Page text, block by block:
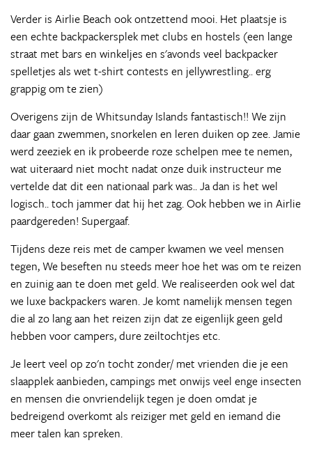
Verder is Airlie Beach ook ontzettend mooi. Het plaatsje is
een echte backpackersplek met clubs en hostels (een lange
straat met bars en winkeljes en s'avonds veel backpacker
spelletjes als wet t-shirt contests en jellywrestling.. erg
grappig om te zien)
Overigens zijn de Whitsunday Islands fantastisch!! We zijn
daar gaan zwemmen, snorkelen en leren duiken op zee. Jamie
werd zeeziek en ik probeerde roze schelpen mee te nemen,
wat uiteraard niet mocht nadat onze duik instructeur me
vertelde dat dit een nationaal park was.. Ja dan is het wel
logisch.. toch jammer dat hij het zag. Ook hebben we in Airlie
paardgereden! Supergaaf.
Tijdens deze reis met de camper kwamen we veel mensen
tegen, We beseften nu steeds meer hoe het was om te reizen
en zuinig aan te doen met geld. We realiseerden ook wel dat
we luxe backpackers waren. Je komt namelijk mensen tegen
die al zo lang aan het reizen zijn dat ze eigenlijk geen geld
hebben voor campers, dure zeiltochtjes etc.
Je leert veel op zo'n tocht zonder/ met vrienden die je een
slaapplek aanbieden, campings met onwijs veel enge insecten
en mensen die onvriendelijk tegen je doen omdat je
bedreigend overkomt als reiziger met geld en iemand die
meer talen kan spreken.